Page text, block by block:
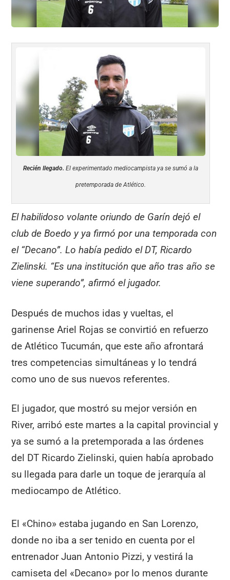
Recién llegado. El experimentado mediocampista ya se sumó a la
pretemporada de Atlético.
El habilidoso volante oriundo de Garín dejó el
club de Boedo y ya firmó por una temporada con
el “Decano”. Lo había pedido el DT, Ricardo
Zielinski. “Es una institución que año tras año se
viene superando”, afirmó el jugador.
Después de muchos idas y vueltas, el
garinense Ariel Rojas se convirtió en refuerzo
de Atlético Tucumán, que este año afrontará
tres competencias simultáneas y lo tendrá
como uno de sus nuevos referentes.
El jugador, que mostró su mejor versión en
River, arribó este martes a la capital provincial y
ya se sumó a la pretemporada a las órdenes
del DT Ricardo Zielinski, quien había aprobado
su llegada para darle un toque de jerarquía al
mediocampo de Atlético.
El «Chino» estaba jugando en San Lorenzo,
donde no iba a ser tenido en cuenta por el
entrenador Juan Antonio Pizzi, y vestirá la
camiseta del «Decano» por lo menos durante